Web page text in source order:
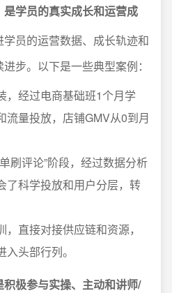
学员的真实成长和运营成
员的运营数据、成长轨迹和
步。以下是一些典型案例：
，经过电商基础班1个月学
流量投放，店铺GMV从0到月
刷评论”阶段，经过数据分析
了科学投放和用户分层，转
直接对接供应链和资源，
头部行列。
极参与实操、主动和讲师/